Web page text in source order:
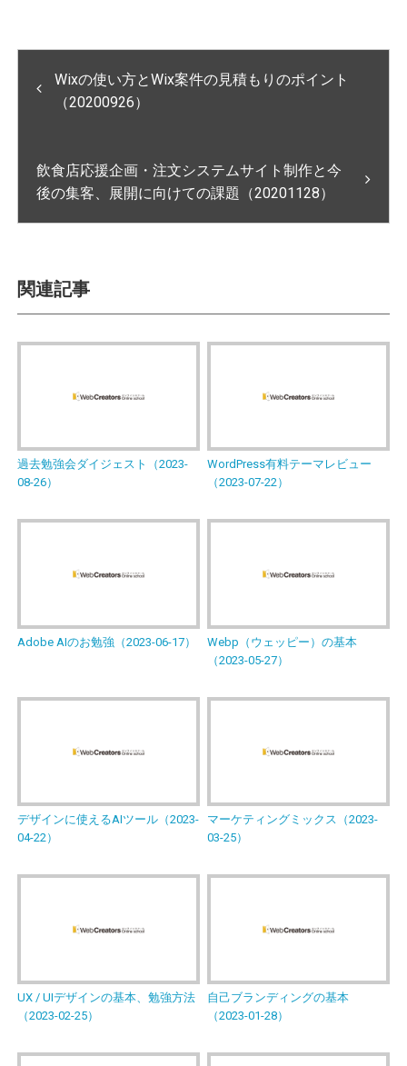
Wixの使い方とWix案件の見積もりのポイント
（20200926）
飲食店応援企画・注文システムサイト制作と今
後の集客、展開に向けての課題（20201128）
関連記事
過去勉強会ダイジェスト（2023-
08-26）
WordPress有料テーマレビュー
（2023-07-22）
Adobe AIのお勉強（2023-06-17）
Webp（ウェッピー）の基本
（2023-05-27）
デザインに使えるAIツール（2023-
04-22）
マーケティングミックス（2023-
03-25）
UX / UIデザインの基本、勉強方法
（2023-02-25）
自己ブランディングの基本
（2023-01-28）